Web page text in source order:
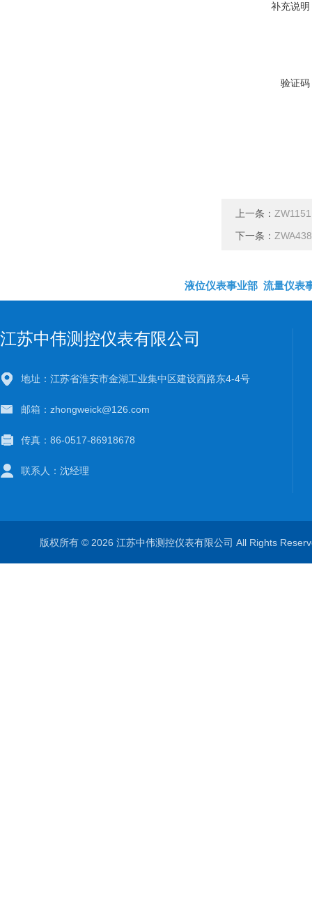
补充说明
验证码
上一条：
下一条：
液位仪表事业部 流量仪表
江苏中伟测控仪表有限公司
地址：江苏省淮安市金湖工业集中区建设西路东4-4号
邮箱：zhongweick@126.com
传真：86-0517-86918678
联系人：沈经理
版权所有 © 2026 江苏中伟测控仪表有限公司 All Rights